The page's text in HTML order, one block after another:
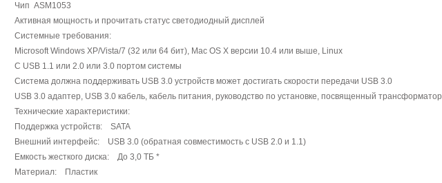
Чип ASM1053
Активная мощность и прочитать статус светодиодный дисплей
Системные требования:
Microsoft Windows XP/Vista/7 (32 или 64 бит), Mac OS X версии 10.4 или выше, Linux
С USB 1.1 или 2.0 или 3.0 портом системы
Система должна поддерживать USB 3.0 устройств может достигать скорости передачи USB 3.0
USB 3.0 адаптер, USB 3.0 кабель, кабель питания, руководство по установке, посвященный трансформатор
Технические характеристики:
Поддержка устройств: SATA
Внешний интерфейс: USB 3.0 (обратная совместимость с USB 2.0 и 1.1)
Емкость жесткого диска: До 3,0 ТБ *
Материал: Пластик